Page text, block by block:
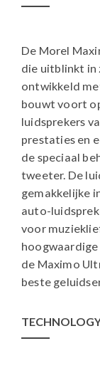
De Morel
die uitblinkt in
ontwikkeld
bouwt voort
luidsprekers
prestaties en
de speciaal
tweeter. De
gemakkelijke
auto-
voor
de Maximo
beste